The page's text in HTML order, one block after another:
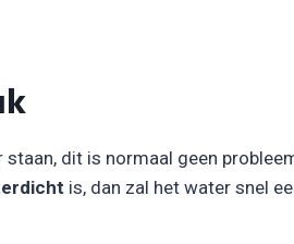
dit is normaal geen
is, dan zal het water snel